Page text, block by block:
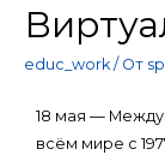
educ_work/ От
18 мая —
всём мире с